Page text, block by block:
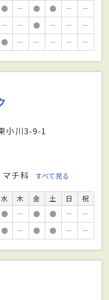
● － ● ● －
－
－ － ● － －
－
● － － － － －
小川3-9-1
マチ科 すべて見る
水 木 金 土 日
祝
● － ● ● －
－
● － ● ● － －